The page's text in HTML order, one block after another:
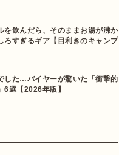
を飲んだら、そのままお湯が沸か
ろすぎるギア【目利きのキャンプ
した…バイヤーが驚いた「衝撃的
6選【2026年版】